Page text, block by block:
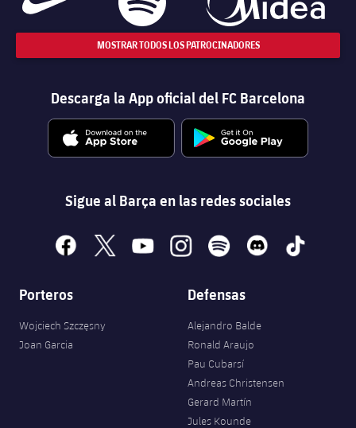
MOSTRAR TODOS LOS PATROCINADORES
Descarga la App oficial del FC Barcelona
Sigue al Barça en las redes sociales
facebook
x youtubeinstagramspotify discord tiktok
Porteros
Wojciech Szczęsny
Joan Garcia
Defensas
Alejandro Balde
Ronald Araujo
Pau Cubarsí
Andreas Christensen
Gerard Martín
Jules Kounde